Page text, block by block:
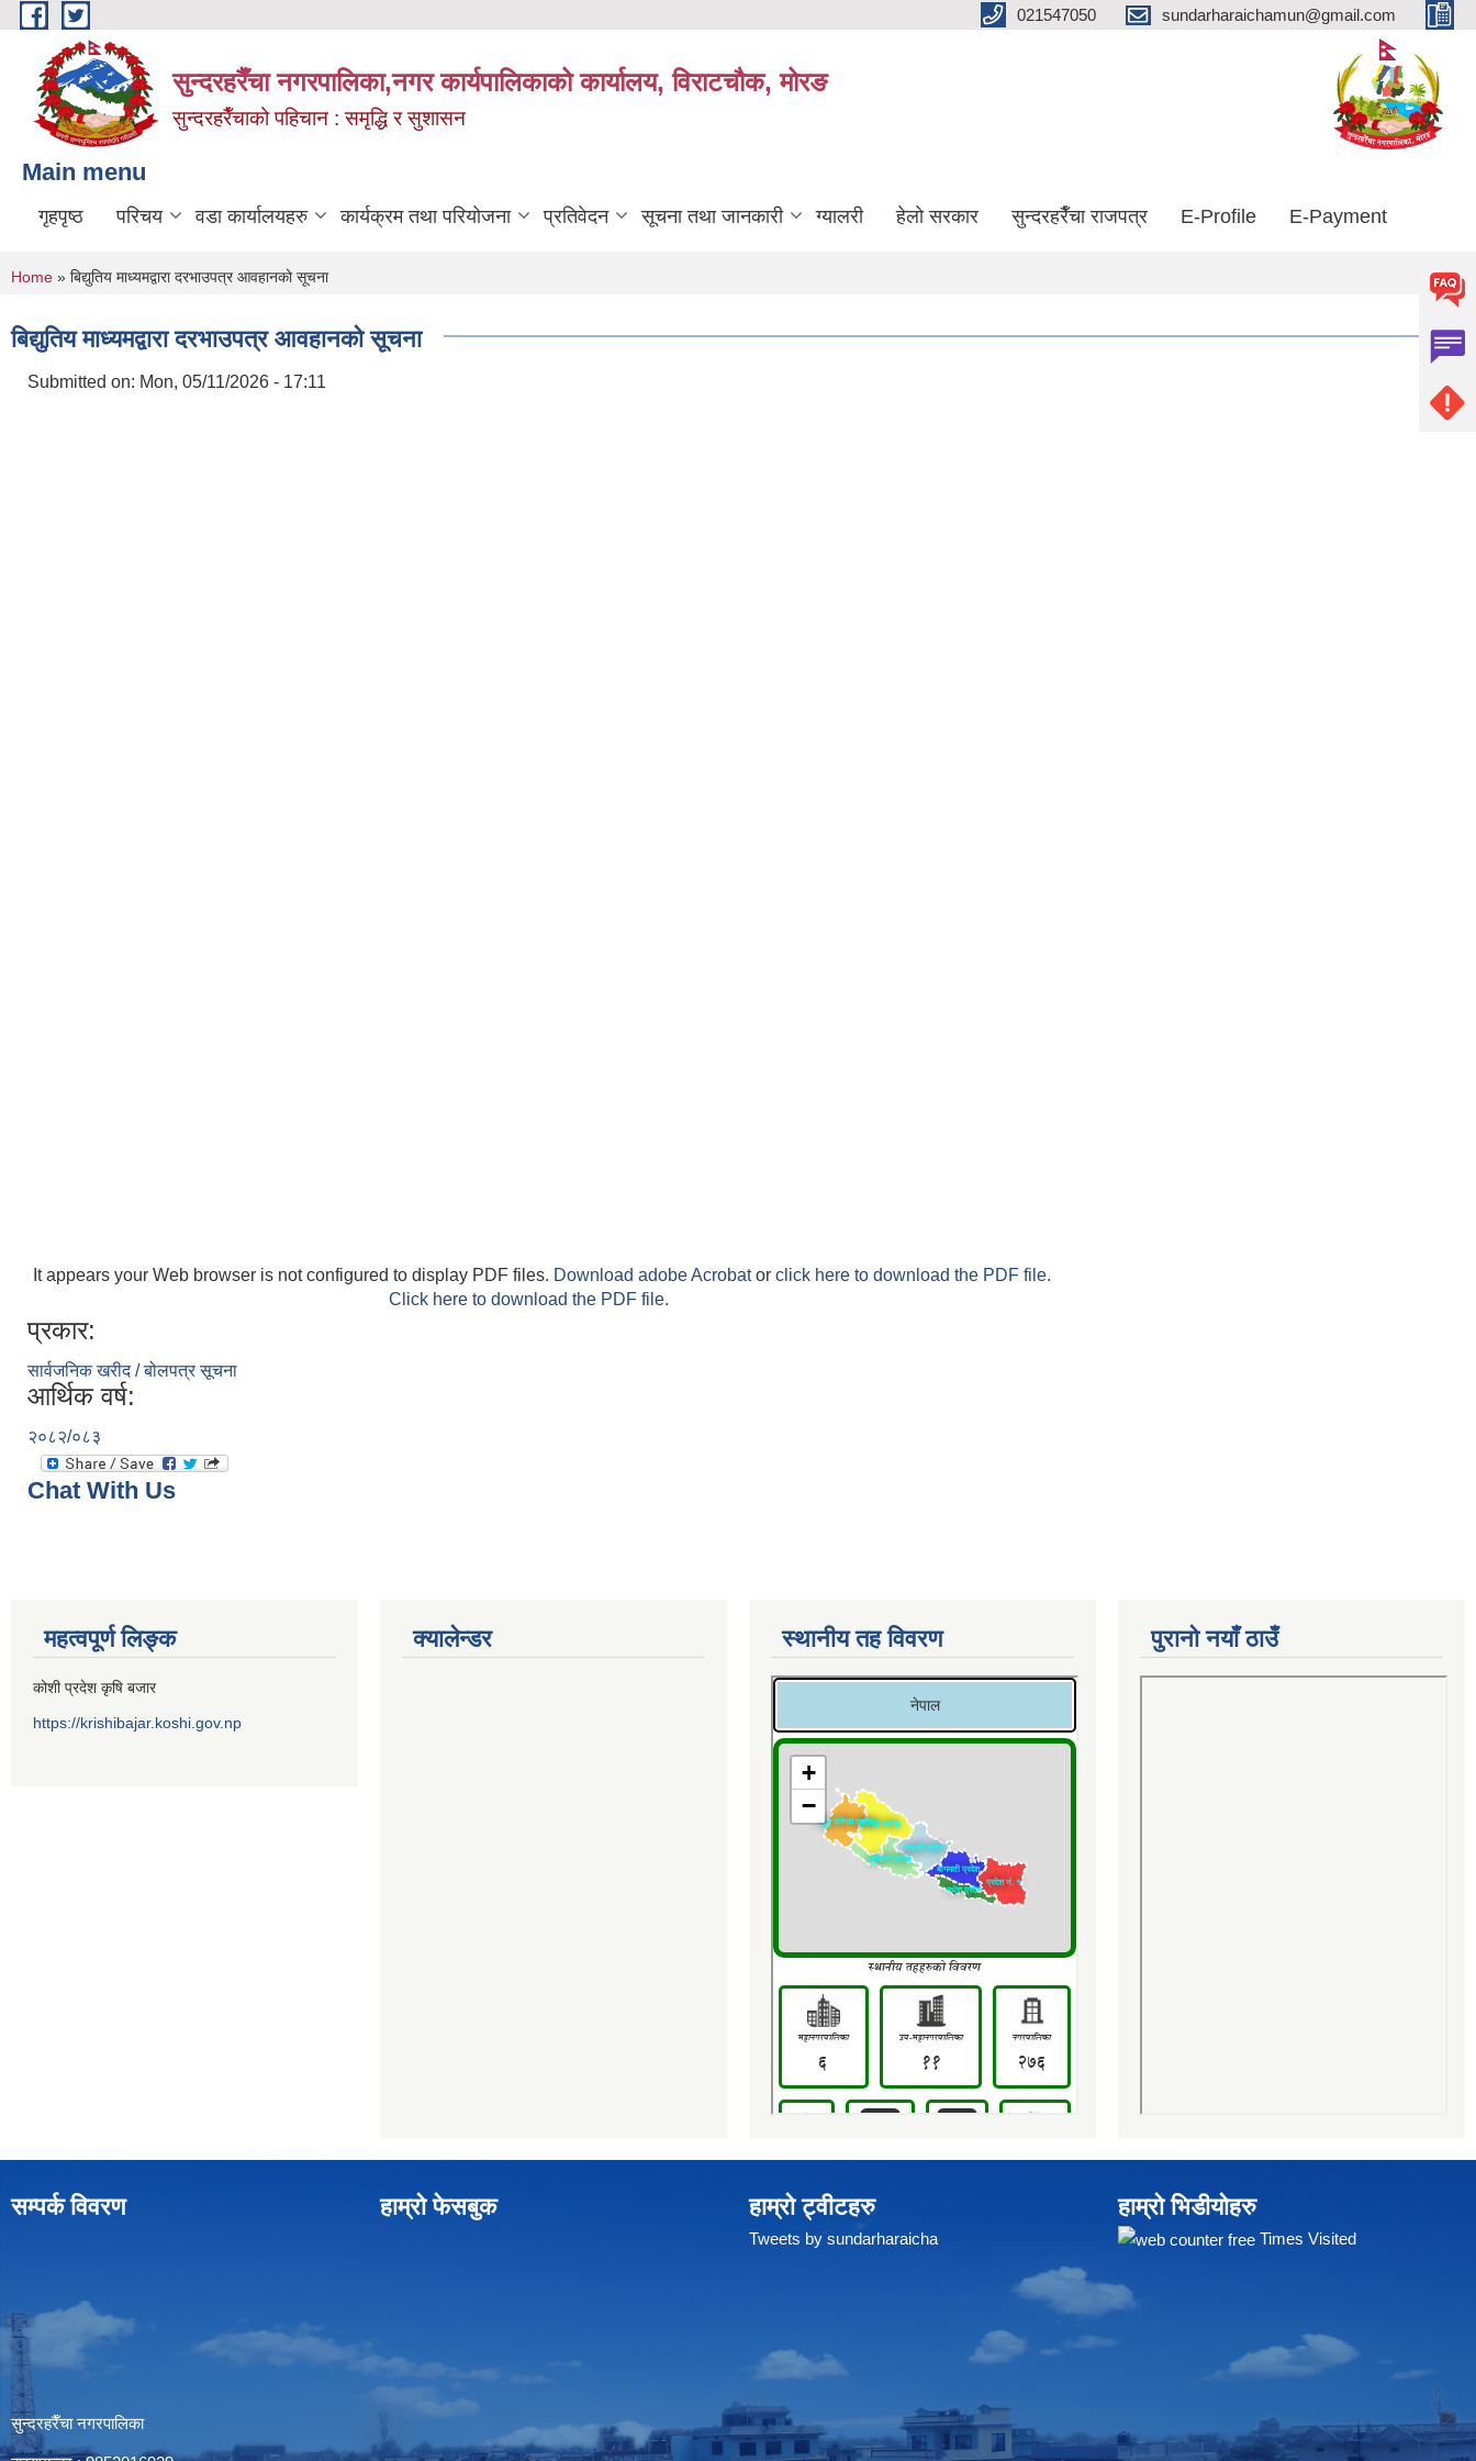
Skip to main content 021547050 sundarharaichamun@gmail.com
सुन्दरहरैँचा नगरपालिका,नगर कार्यपालिकाको कार्यालय, विराटचौक, मोरङ
सुन्दरहरैँचाको पहिचान : समृद्धि र सुशासन
Main menu
गृहपृष्ठ परिचय वडा कार्यालयहरु कार्यक्रम तथा परियोजना प्रतिवेदन सूचना तथा जानकारी ग्यालरी हेलो सरकार सुन्दरहरैँचा राजपत्र E-Profile E-Payment
You are here
Home » बिद्युतिय माध्यमद्वारा दरभाउपत्र आवहानको सूचना
बिद्युतिय माध्यमद्वारा दरभाउपत्र आवहानको सूचना
Submitted on: Mon, 05/11/2026 - 17:11
It appears your Web browser is not configured to display PDF files. Download adobe Acrobator click here to download the PDF file.
Click here to download the PDF file.
प्रकार:
सार्वजनिक खरीद / बोलपत्र सूचना
आर्थिक वर्ष:
२०८२/०८३
Chat With Us
महत्वपूर्ण लिङ्क
कोशी प्रदेश कृषि बजार
https://krishibajar.koshi.gov.np
क्यालेन्डर स्थानीय तह विवरण पुरानो नयाँ ठाउँ
सम्पर्क विवरण
सुन्दरहरैँचा नगरपालिका
हाम्रो फेसबुक हाम्रो ट्वीटहरु
Tweets by sundarharaicha
हाम्रो भिडीयोहरु
Times Visited